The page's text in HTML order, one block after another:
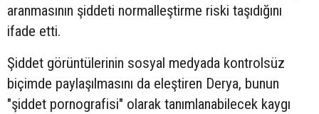
aranmasının şiddeti normalleştirme riski taşıdığını
ifade etti.
Şiddet görüntülerinin sosyal medyada kontrolsüz
biçimde paylaşılmasını da eleştiren Derya, bunun
"şiddet pornografisi" olarak tanımlanabilecek kaygı